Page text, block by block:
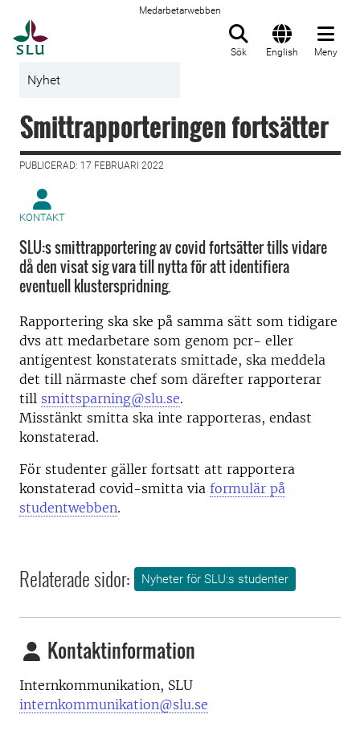
Medarbetarwebben
Sök English Meny
Nyhet
Smittrapporteringen fortsätter
PUBLICERAD: 17 FEBRUARI 2022
KONTAKT
SLU:s smittrapportering av covid fortsätter tills vidare
då den visat sig vara till nytta för att identifiera
eventuell klusterspridning.
Rapportering ska ske på samma sätt som tidigare
dvs att medarbetare som genom pcr- eller
antigentest konstaterats smittade, ska meddela
det till närmaste chef som därefter rapporterar
till smittsparning@slu.se.
Misstänkt smitta ska inte rapporteras, endast
konstaterad.
För studenter gäller fortsatt att rapportera
konstaterad covid-smitta via formulär på
studentwebben.
Relaterade sidor: Nyheter för SLU:s studenter
Kontaktinformation
Internkommunikation, SLU
internkommunikation@slu.se